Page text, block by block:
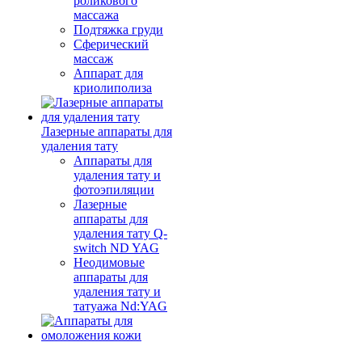
массажа
Подтяжка груди
Сферический
массаж
Аппарат для
криолиполиза
Лазерные аппараты для
удаления тату
Аппараты для
удаления тату и
фотоэпиляции
Лазерные
аппараты для
удаления тату Q-
switch ND YAG
Неодимовые
аппараты для
удаления тату и
татуажа Nd:YAG